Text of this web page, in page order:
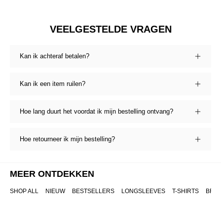
VEELGESTELDE VRAGEN
Kan ik achteraf betalen?
Kan ik een item ruilen?
Hoe lang duurt het voordat ik mijn bestelling ontvang?
Hoe retourneer ik mijn bestelling?
MEER ONTDEKKEN
SHOP ALL NIEUW BESTSELLERS LONGSLEEVES T-SHIRTS